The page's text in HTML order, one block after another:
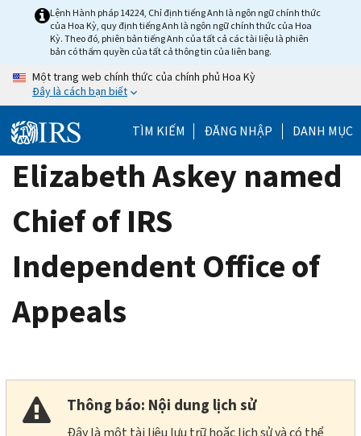
Lệnh Hành pháp 14224, Chỉ định tiếng Anh là ngôn ngữ chính thức
của Hoa Kỳ, quy định tiếng Anh là ngôn ngữ chính thức của Hoa
Kỳ. Theo đó, phiên bản tiếng Anh của tất cả các tài liệu là phiên
bản có thẩm quyền của tất cả thông tin của liên bang.
Một trang web chính thức của chính phủ Hoa Kỳ
Đây là cách bạn biết
TÌM KIẾM ĐĂNG NHẬP DANH MỤC
Elizabeth Askey named
Chief of IRS
Independent Office of
Appeals
Thông báo: Nội dung lịch sử
Đây là một tài liệu lưu trữ hoặc lịch sử và có thể